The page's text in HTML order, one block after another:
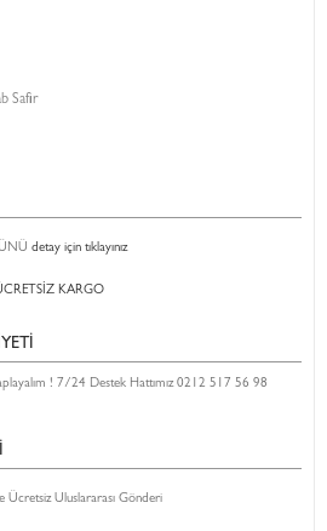
Safir
detay için tıklayınız
KARGO
! 7/24 Destek Hattımız 0212 517 56 98
Ücretsiz Uluslararası Gönderi